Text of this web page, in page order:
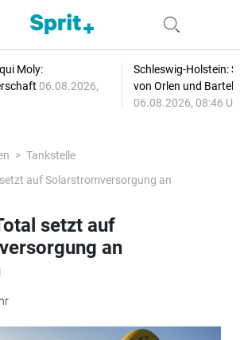
Moly:
06.08.2026,
Schleswig-Holstein:
von Orlen und
06.08.2026, 08:46
Tankstelle
auf Solarstromversorgung an
setzt auf
an